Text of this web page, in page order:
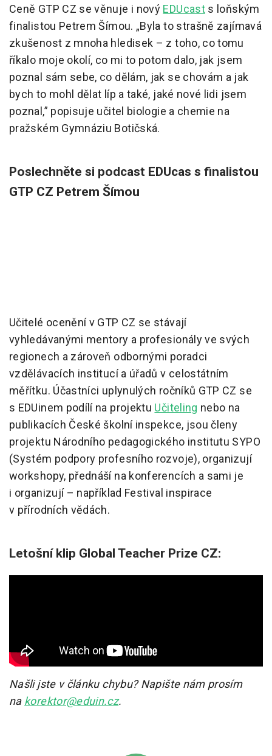
Ceně GTP CZ se věnuje i nový EDUcasts loňským
finalistou Petrem Šímou. „Byla to strašně zajímavá
zkušenost z mnoha hledisek – z toho, co tomu
říkalo moje okolí, co mi to potom dalo, jak jsem
poznal sám sebe, co dělám, jak se chovám a jak
bych to mohl dělat líp a také, jaké nové lidi jsem
poznal,” popisuje učitel biologie a chemie na
pražském Gymnáziu Botičská.
Poslechněte si podcast EDUcas s finalistou
GTP CZ Petrem Šímou
Učitelé ocenění v GTP CZ se stávají
vyhledávanými mentory a profesionály ve svých
regionech a zároveň odbornými poradci
vzdělávacích institucí a úřadů v celostátním
měřítku. Účastníci uplynulých ročníků GTP CZ se
s EDUinem podílí na projektu Učiteling nebo na
publikacích České školní inspekce, jsou členy
projektu Národního pedagogického institutu SYPO
(Systém podpory profesního rozvoje), organizují
workshopy, přednáší na konferencích a sami je
i organizují – například Festival inspirace
v přírodních vědách.
Letošní klip Global Teacher Prize CZ:
Našli jste v článku chybu? Napište nám prosím
na korektor@eduin.cz.